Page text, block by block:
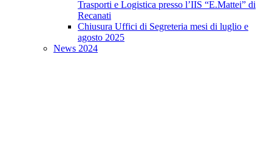
Trasporti e Logistica presso l’IIS “E.Mattei” di
Recanati
Chiusura Uffici di Segreteria mesi di luglio e
agosto 2025
News 2024